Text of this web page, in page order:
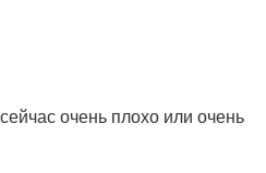
очень плохо или очень